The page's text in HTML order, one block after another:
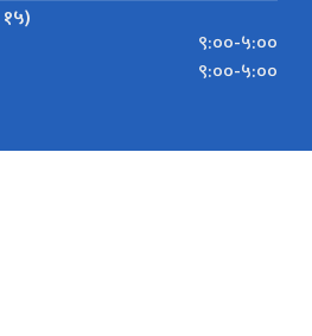
१५)
९:००-५:००
९:००-५:००